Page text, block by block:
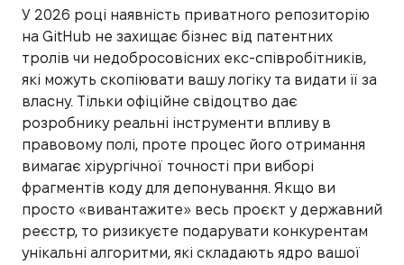
У 2026 році наявність приватного репозиторію
на GitHub не захищає бізнес від патентних
тролів чи недобросовісних екс-співробітників,
які можуть скопіювати вашу логіку та видати її за
власну. Тільки офіційне свідоцтво дає
розробнику реальні інструменти впливу в
правовому полі, проте процес його отримання
вимагає хірургічної точності при виборі
фрагментів коду для депонування. Якщо ви
просто «вивантажите» весь проєкт у державний
реєстр, то ризикуєте подарувати конкурентам
унікальні алгоритми, які складають ядро вашої